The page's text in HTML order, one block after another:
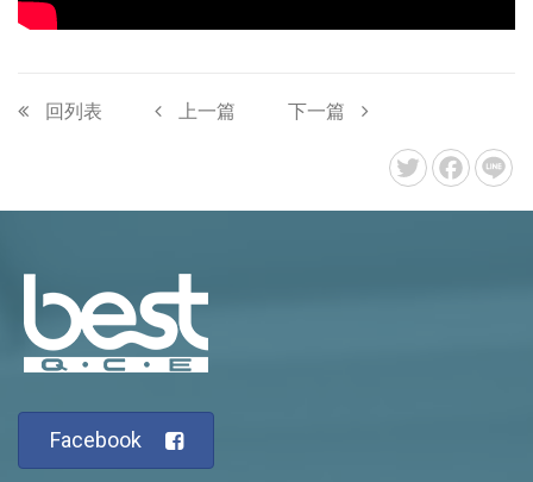
回列表 上一篇 下一篇
Facebook